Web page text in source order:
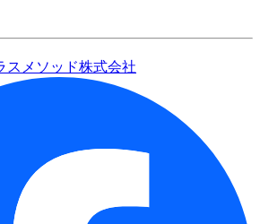
スメソッド株式会社